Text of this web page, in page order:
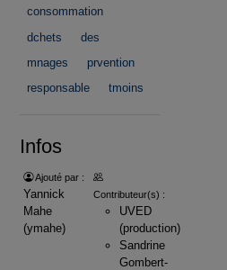
consommation
dchets
des
mnages
prvention
responsable
tmoins
Infos
Ajouté par :
Yannick
Mahe
(ymahe)
Contributeur(s) :
UVED
(production)
Sandrine
Gombert-